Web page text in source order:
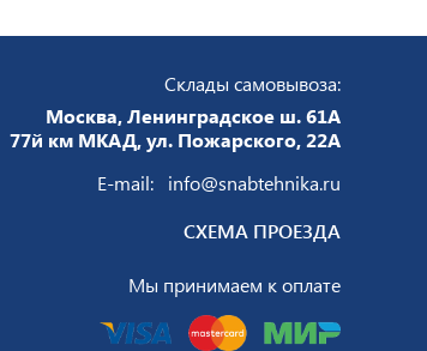
Склады самовывоза:
Москва, Ленинградское ш. 61А
77й км МКАД, ул. Пожарского, 22А
E-mail: info@snabtehnika.ru
СХЕМА ПРОЕЗДА
Мы принимаем к оплате